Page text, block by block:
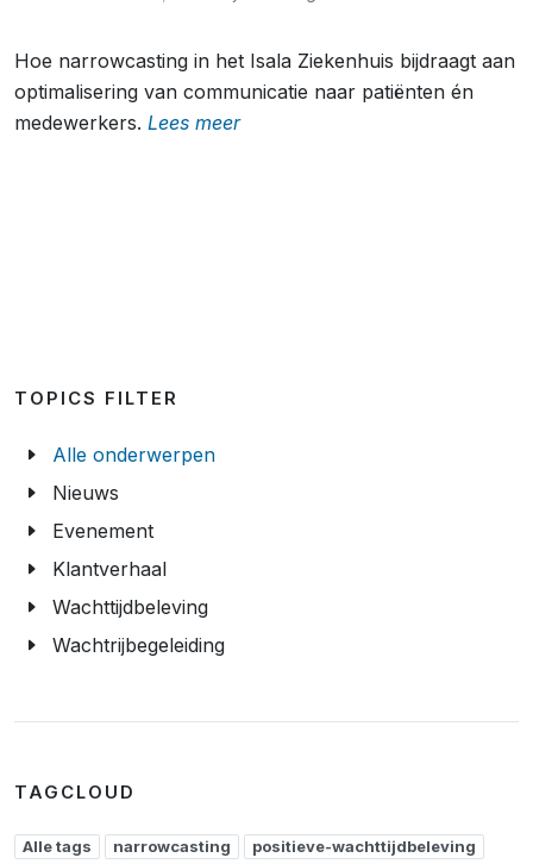
Hoe narrowcasting in het Isala Ziekenhuis bijdraagt aan
optimalisering van communicatie naar patiënten én
medewerkers. Lees meer
TOPICS FILTER
Alle onderwerpen
Nieuws
Evenement
Klantverhaal
Wachttijdbeleving
Wachtrijbegeleiding
TAGCLOUD
Alle tags narrowcasting
positieve-wachttijdbeleving